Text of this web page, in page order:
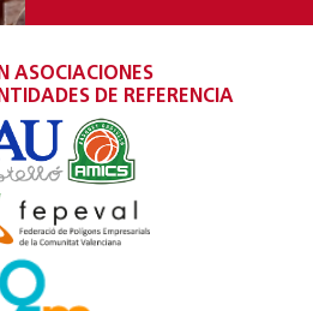
ASOCIACIONES
DE REFERENCIA